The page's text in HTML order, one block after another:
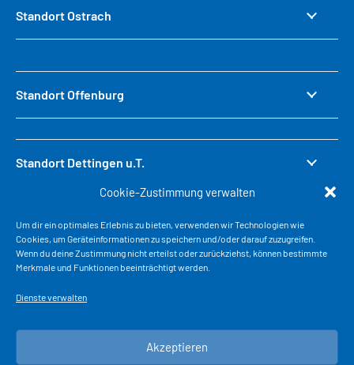
Cookie-Zustimmung verwalten
Um dir ein optimales Erlebnis zu bieten, verwenden wir Technologien wie
Cookies, um Geräteinformationen zu speichern und/oder darauf zuzugreifen.
Wenn du deine Zustimmung nicht erteilst oder zurückziehst, können bestimmte
Merkmale und Funktionen beeinträchtigt werden.
Dienste verwalten
Akzeptieren
Standort Ostrach
Standort Offenburg
Standort Dettingen u.T.
Standort Weinheim